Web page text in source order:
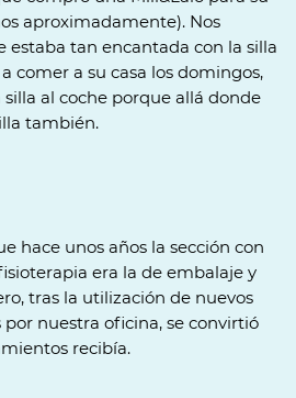
aproximadamente). Nos
estaba tan encantada con la silla
comer a su casa los domingos,
al coche porque allá donde
también.
hace unos años la sección con
era la de embalaje y
tras la utilización de nuevos
por nuestra oficina, se convirtió
recibía.